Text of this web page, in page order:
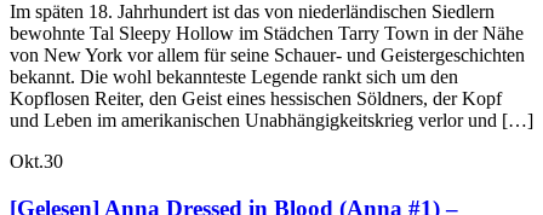
Im späten 18. Jahrhundert ist das von niederländischen Siedlern
bewohnte Tal Sleepy Hollow im Städchen Tarry Town in der Nähe
von New York vor allem für seine Schauer- und Geistergeschichten
bekannt. Die wohl bekannteste Legende rankt sich um den
Kopflosen Reiter, den Geist eines hessischen Söldners, der Kopf
und Leben im amerikanischen Unabhängigkeitskrieg verlor und […]
Okt.30
[Gelesen] Anna Dressed in Blood (Anna #1) –